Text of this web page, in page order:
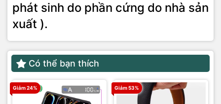
phát sinh do phần cứng do nhà sản
xuất ).
Có thể bạn thích
Giảm 24% Giảm 53%